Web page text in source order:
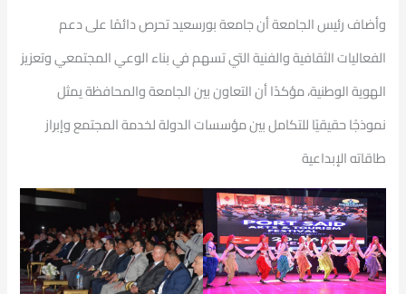
وأضاف رئيس الجامعة أن جامعة بورسعيد تحرص دائمًا على دعم
الفعاليات الثقافية والفنية التي تسهم في بناء الوعي المجتمعي وتعزيز
الهوية الوطنية، مؤكدًا أن التعاون بين الجامعة والمحافظة يمثل
نموذجًا حقيقيًا للتكامل بين مؤسسات الدولة لخدمة المجتمع وإبراز
طاقاته الإبداعية